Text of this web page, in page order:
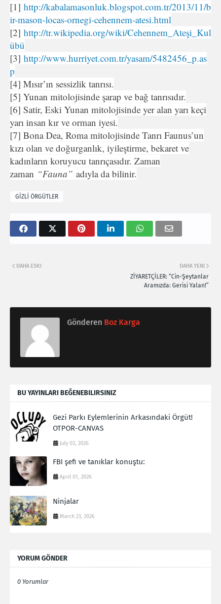
[1] http://kabalamasonluk.blogspot.com.tr/2013/11/b
ir-mason-locas-ornegi-cehennem-atesi.html
[2] http://tr.wikipedia.org/wiki/Cehennem_Ateşi_Kul
übü
[3] http://www.hurriyet.com.tr/yasam/5482456_p.as
p
[4] Mısır’ın sessizlik tanrısı.
[5] Yunan mitolojisinde şarap ve bağ tanrısıdır.
[6] Satir, Eski Yunan mitolojisinde yer alan yarı keçi
yarı insan kır ve orman iyesi.
[7] Bona Dea, Roma mitolojisinde Tanrı Faunus’un
kızı olan ve doğurganlık, iyileştirme, bekaret ve
kadınların koruyucu tanrıçasıdır. Zaman
zaman “Fauna” adıyla da bilinir.
GİZLİ ÖRGÜTLER
DAHA YENI
ZİYARETÇİLER: “Cin-Şeytanlar
Aramızda: Gerisi Yalan!”
DAHA ESKI
Gönderen Boz Karga
BU YAYINLARI BEĞENEBILIRSINIZ
Gezi Parkı Eylemlerinin Arkasındaki Örgüt!
OTPOR-CANVAS
July 03, 2026
FBI şefi ve tanıklar konuştu:
April 01, 2026
Ninjalar
March 23, 2026
YORUM GÖNDER
0 Yorumlar